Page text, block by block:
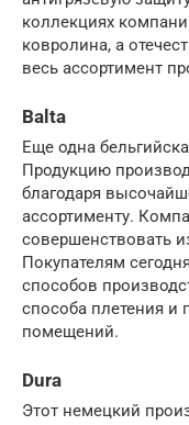
коллекциях
ковролина, а
весь ассортимент
Balta
Еще одна
Продукцию
благодаря
ассортименту.
совершенствовать
Покупателям
способов
способа плетения
помещений.
Dura
Этот немецкий